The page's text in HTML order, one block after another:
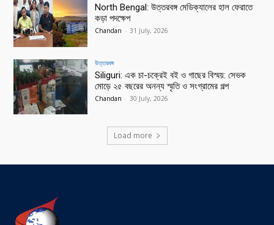
North Bengal: উত্তরবঙ্গ মেডিক্যালের হাল ফেরাতে
কড়া পদক্ষেপ
Chandan - 31 July, 2026
উত্তরবঙ্গ
Siliguri: এক চা-চক্রেই বই ও গাছের বিস্ময়: সেভক
মোড়ে ২৫ বছরের অনন্য স্মৃতি ও সংগ্রামের গল্প
Chandan - 30 July, 2026
Load more